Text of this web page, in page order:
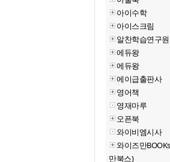
아이수학
아이스크림
알찬학습연구원
에듀왕
에듀왕
에이급출판사
영어책
영재마루
오픈북
와이비엠시사
와이즈만
만북스)